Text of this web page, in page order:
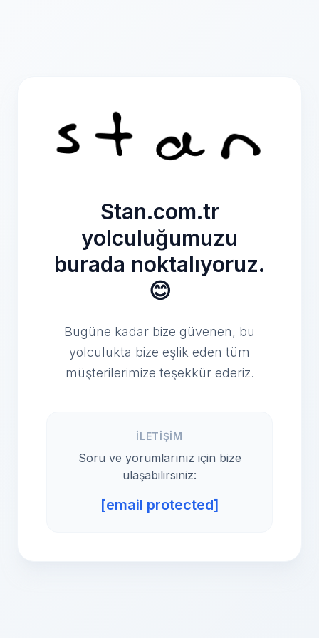
Stan.com.tr
yolculuğumuzu
burada noktalıyoruz.
😊
Bugüne kadar bize güvenen, bu
yolculukta bize eşlik eden tüm
müşterilerimize teşekkür ederiz.
İLETIŞIM
Soru ve yorumlarınız için bize
ulaşabilirsiniz:
[email protected]